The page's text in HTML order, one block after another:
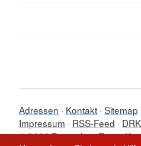
Adressen Kontakt Sitemap
Impressum
RSS-Feed
© 2026 Deutsches Rotes